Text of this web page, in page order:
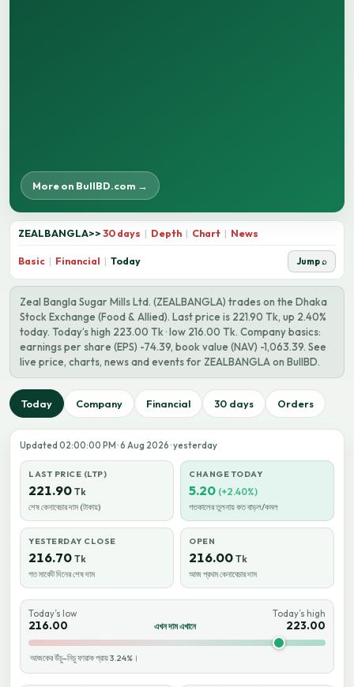
More on BullBD.com →
ZEALBANGLA>> 30 days | Depth | Chart | News
Basic | Financial | Today Jump ⌕
Zeal Bangla Sugar Mills Ltd. (ZEALBANGLA) trades on the Dhaka
Stock Exchange (Food & Allied). Last price is 221.90 Tk, up 2.40%
today. Today’s high 223.00 Tk · low 216.00 Tk. Company basics:
earnings per share (EPS) -74.39, book value (NAV) -1,063.39. See
live price, charts, news and events for ZEALBANGLA on BullBD.
Today Company Financial 30 days Orders
Updated 02:00:00 PM · 6 Aug 2026 · yesterday
LAST PRICE (LTP)
221.90 Tk
শেষ কেনাবেচার দাম (টাকায়)
CHANGE TODAY
5.20 (+2.40%)
গতকালের তুলনায় কত বাড়ল/কমল
YESTERDAY CLOSE
216.70 Tk
গত মার্কেট দিনের শেষ দাম
OPEN
216.00 Tk
আজ প্রথম কেনাবেচার দাম
Today’s low
216.00 এখন দাম এখানে
Today’s high
223.00
আজকের উঁচু–নিচু ফারাক প্রায় 3.24%।